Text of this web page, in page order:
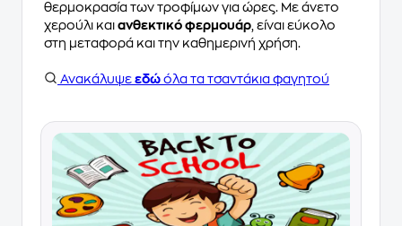
θερμοκρασία των τροφίμων για ώρες. Με άνετο
χερούλι και ανθεκτικό φερμουάρ , είναι εύκολο
στη μεταφορά και την καθημερινή χρήση.
Ανακάλυψε εδώ όλα τα τσαντάκια φαγητού